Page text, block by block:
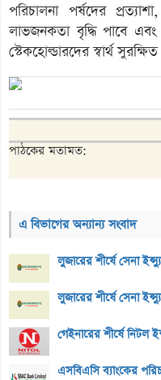
পরিচালনা পর্ষদের
লাভজনকতা বৃদ্ধি পাবে
স্টেকহোল্ডারদের স্বার্থ
পাঠকের মতামত:
এ বিভাগের অন্যান্য সংবাদ
লুজারের শীর্ষে সেনা
লুজারের শীর্ষে সেনা
গেইনারের শীর্ষে নিটল
এসবিএসি ব্যাংকের